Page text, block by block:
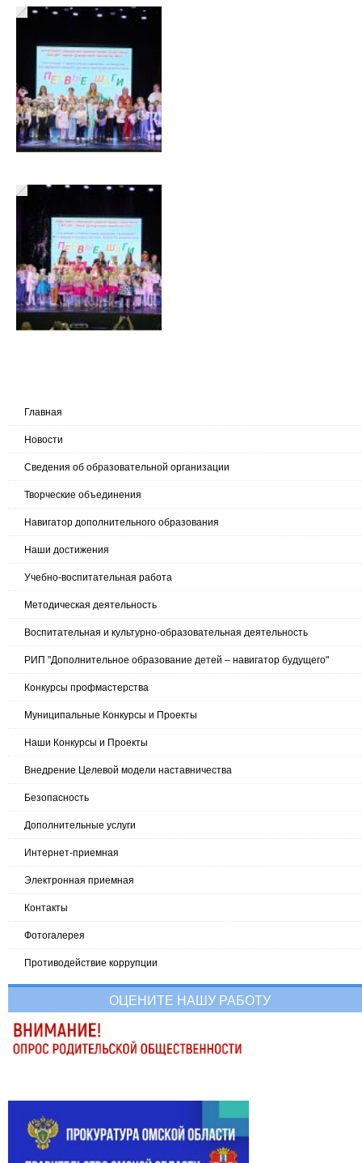
Главная
Новости
Сведения об образовательной организации
Творческие объединения
Навигатор дополнительного образования
Наши достижения
Учебно-воспитательная работа
Методическая деятельность
Воспитательная и культурно-образовательная деятельность
РИП "Дополнительное образование детей – навигатор будущего"
Конкурсы профмастерства
Муниципальные Конкурсы и Проекты
Наши Конкурсы и Проекты
Внедрение Целевой модели наставничества
Безопасность
Дополнительные услуги
Интернет-приемная
Электронная приемная
Контакты
Фотогалерея
Противодействие коррупции
ОЦЕНИТЕ НАШУ РАБОТУ